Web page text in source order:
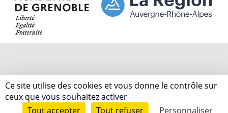
Ce site utilise des cookies et vous donne le contrôle sur
ceux que vous souhaitez activer
Tout accepter
Tout refuser Personnaliser